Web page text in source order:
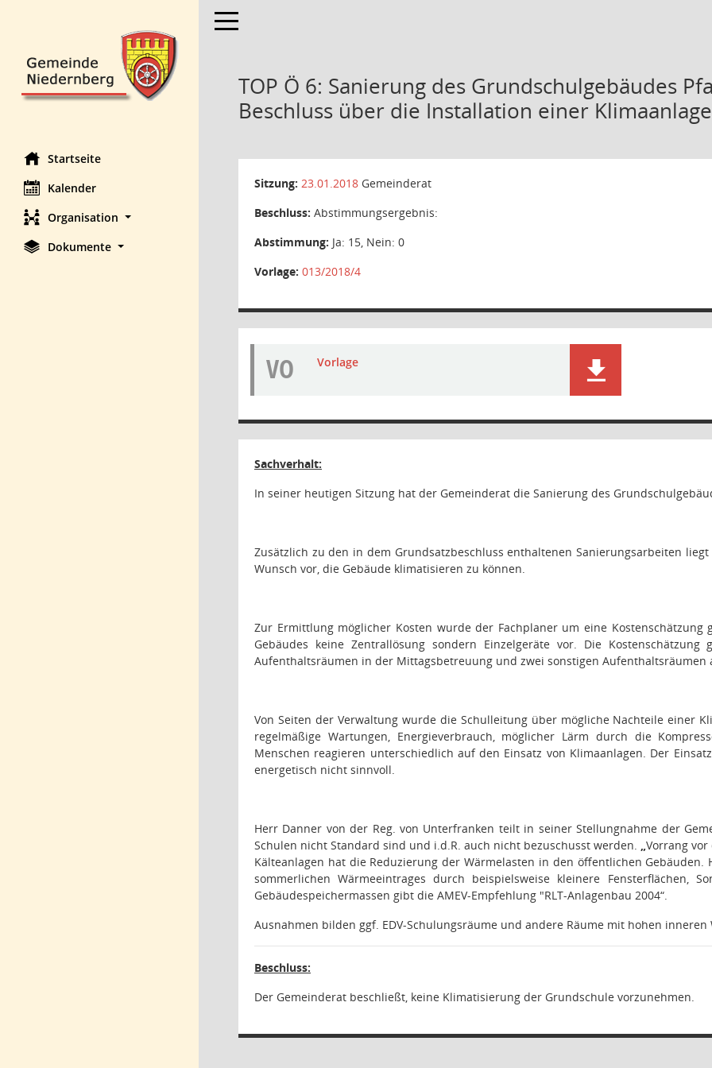
Startseite
Kalender
Organisation
Dokumente
Toggle navigation
TOP Ö 6: Sanierung des Grundschulgebäudes
Beschluss über die Installation einer Klimaanlage
Sitzung: 23.01.2018 Gemeinderat
Beschluss: Abstimmungsergebnis:
Abstimmung: Ja: 15, Nein: 0
Vorlage: 013/2018/4
VO Vorlage
Sachverhalt:
In seiner heutigen Sitzung hat der Gemeinderat die Sanierung des
Zusätzlich zu den in dem Grundsatzbeschluss enthaltenen Sanierungsarbeiten
Wunsch vor, die Gebäude klimatisieren zu können.
Zur Ermittlung möglicher Kosten wurde der Fachplaner um eine
Gebäudes keine Zentrallösung sondern Einzelgeräte vor. Die
Aufenthaltsräumen in der Mittagsbetreuung und zwei sonstigen Aufenthaltsräumen
Von Seiten der Verwaltung wurde die Schulleitung über mögliche Nachteile einer
regelmäßige Wartungen, Energieverbrauch, möglicher Lärm durch die
Menschen reagieren unterschiedlich auf den Einsatz von Klimaanlagen. Der
energetisch nicht sinnvoll.
Herr Danner von der Reg. von Unterfranken teilt in seiner Stellungnahme der
Schulen nicht Standard sind und i.d.R. auch nicht bezuschusst werden. „Vorrang
Kälteanlagen hat die Reduzierung der Wärmelasten in den öffentlichen Gebäuden.
sommerlichen Wärmeeintrages durch beispielsweise kleinere Fensterflächen,
Gebäudespeichermassen gibt die AMEV-Empfehlung "RLT-Anlagenbau 2004“.
Ausnahmen bilden ggf. EDV-Schulungsräume und andere Räume mit hohen inneren
Beschluss:
Der Gemeinderat beschließt, keine Klimatisierung der Grundschule vorzunehmen.